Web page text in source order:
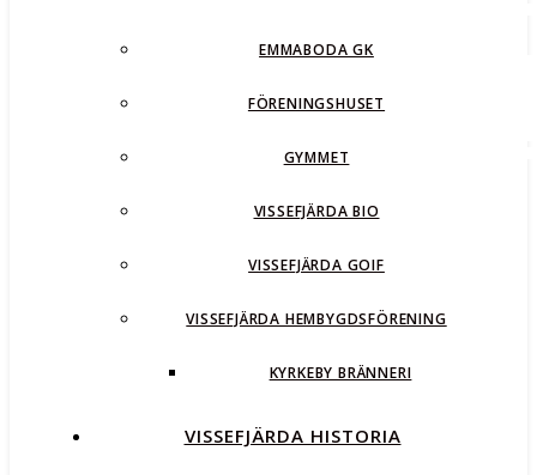
EMMABODA GK
FÖRENINGSHUSET
GYMMET
VISSEFJÄRDA BIO
VISSEFJÄRDA GOIF
VISSEFJÄRDA HEMBYGDSFÖRENING
KYRKEBY BRÄNNERI
VISSEFJÄRDA HISTORIA